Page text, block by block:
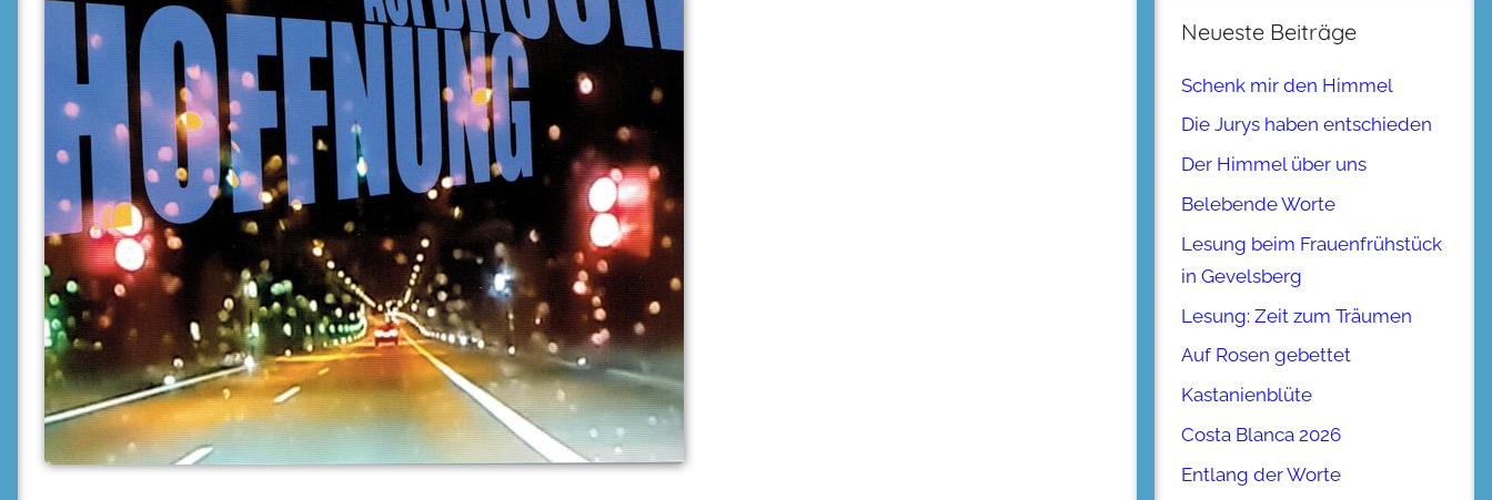
Neueste Beiträge
Schenk mir den Himmel
Die Jurys haben entschieden
Der Himmel über uns
Belebende Worte
Lesung beim Frauenfrühstück
in Gevelsberg
Lesung: Zeit zum Träumen
Auf Rosen gebettet
Kastanienblüte
Costa Blanca 2026
Entlang der Worte